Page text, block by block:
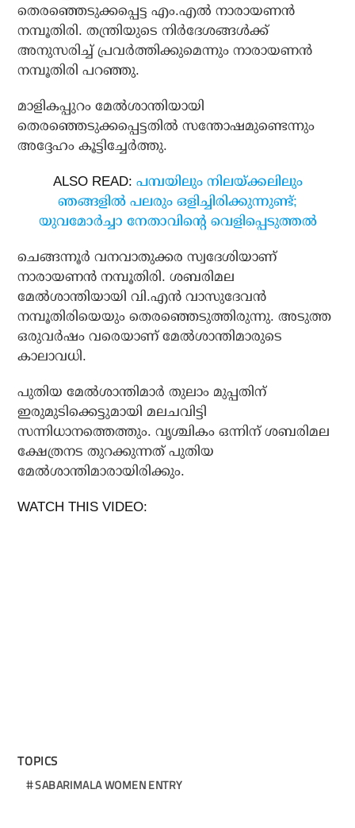
തെരഞ്ഞെടുക്കപ്പെട്ട എം.എല്‍ നാരായണന്‍
നമ്പൂതിരി. തന്ത്രിയുടെ നിര്‍ദേശങ്ങള്‍ക്ക്
അനുസരിച്ച് പ്രവര്‍ത്തിക്കുമെന്നും നാരായണന്‍
നമ്പൂതിരി പറഞ്ഞു.
മാളികപ്പുറം മേല്‍ശാന്തിയായി
തെരഞ്ഞെടുക്കപ്പെട്ടതില്‍ സന്തോഷമുണ്ടെന്നും
അദ്ദേഹം കൂട്ടിച്ചേര്‍ത്തു.
ALSO READ: പമ്പയിലും നിലയ്ക്കലിലും
ഞങ്ങളില്‍ പലരും ഒളിച്ചിരിക്കുന്നുണ്ട്;
യുവമോര്‍ച്ചാ നേതാവിന്റെ വെളിപ്പെടുത്തല്‍
ചെങ്ങന്നൂര്‍ വനവാതുക്കര സ്വദേശിയാണ്
നാരായണന്‍ നമ്പൂതിരി. ശബരിമല
മേല്‍ശാന്തിയായി വി.എന്‍ വാസുദേവന്‍
നമ്പൂതിരിയെയും തെരഞ്ഞെടുത്തിരുന്നു. അടുത്ത
ഒരുവര്‍ഷം വരെയാണ് മേല്‍ശാന്തിമാരുടെ
കാലാവധി.
പുതിയ മേല്‍ശാന്തിമാര്‍ തുലാം മുപ്പതിന്
ഇരുമുടിക്കെട്ടുമായി മലചവിട്ടി
സന്നിധാനത്തെത്തും. വൃശ്ചികം ഒന്നിന് ശബരിമല
ക്ഷേത്രനട തുറക്കുന്നത് പുതിയ
മേല്‍ശാന്തിമാരായിരിക്കും.
WATCH THIS VIDEO:
TOPICS
SABARIMALA WOMEN ENTRY